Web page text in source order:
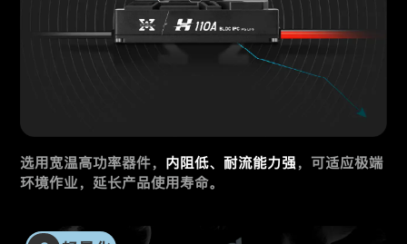
选用宽温高功率器件， 内阻低、耐流能力强 ，可适应极端
环境作业，延长产品使用寿命。